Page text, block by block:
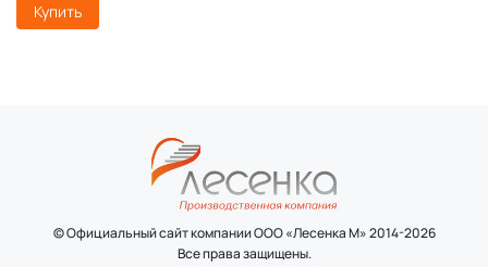
Купить
© Официальный сайт компании ООО «Лесенка М» 2014-2026
Все права защищены.